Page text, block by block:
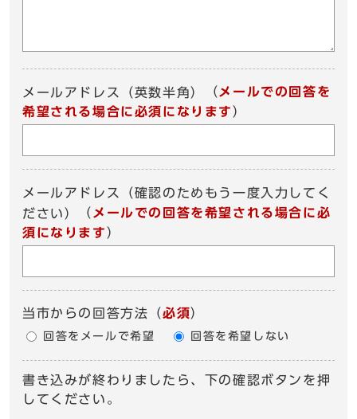
メールアドレス（英数半角） （ メールでの回答を
希望される場合に必須になります ）
メールアドレス（確認のためもう一度入力してく
ださい）
（ メールでの回答を希望される場合に必
須になります ）
当市からの回答方法 （必須）
回答をメールで希望 回答を希望しない
書き込みが終わりましたら、下の確認ボタンを押
してください。